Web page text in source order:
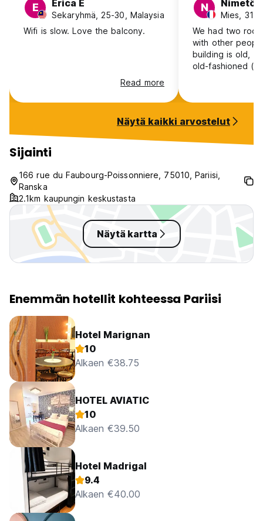
E Erica E
Sekaryhmä, 25-30, Malaysia
Wifi is slow. Love the balcony.
Read more
N Nimetön
Mies, 31-
We had two
with other
building is old,
old-fashioned
clean and quiet.
double bed, but
we had to
good and it was
included in the
Näytä kaikki arvostelut
Sijainti
166 rue du Faubourg-Poissonniere, 75010, Pariisi,
Ranska
2.1km kaupungin keskustasta
Näytä kartta
Enemmän hotellit kohteessa Pariisi
Hotel Marignan
10
Alkaen €38.75
HOTEL AVIATIC
10
Alkaen €39.50
Hotel Madrigal
9.4
Alkaen €40.00